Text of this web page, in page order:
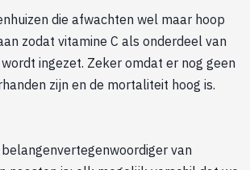
die afwachten wel maar hoop
zodat vitamine C als onderdeel van
ingezet. Zeker omdat er nog geen
zijn en de mortaliteit hoog is.
van